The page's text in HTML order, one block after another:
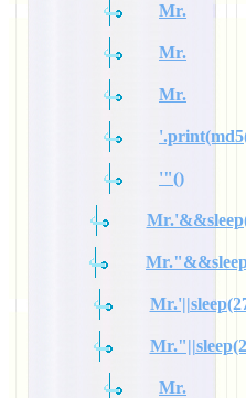
Mr.
Mr.
Mr.
'"()
Mr.